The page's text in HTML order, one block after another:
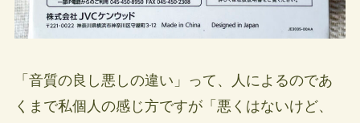
「音質の良し悪しの違い」って、人によるのであ
くまで私個人の感じ方ですが「悪くはないけど、